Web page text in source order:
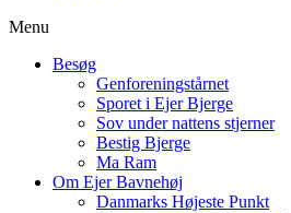
Menu
Besøg
Genforenings­tårnet
Sporet i Ejer Bjerge
Sov under nattens stjerner
Bestig Bjerge
Ma Ram
Om Ejer Bavnehøj
Danmarks Højeste Punkt